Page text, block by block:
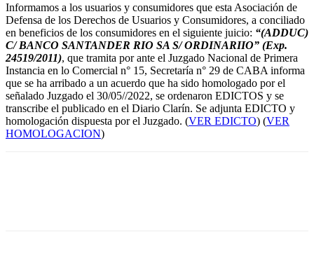
Informamos a los usuarios y consumidores que esta Asociación de
Defensa de los Derechos de Usuarios y Consumidores, a conciliado
en beneficios de los consumidores en el siguiente juicio: “(ADDUC)
C/ BANCO SANTANDER RIO SA S/ ORDINARIIO” (Exp.
24519/2011), que tramita por ante el Juzgado Nacional de Primera
Instancia en lo Comercial n° 15, Secretaría n° 29 de CABA informa
que se ha arribado a un acuerdo que ha sido homologado por el
señalado Juzgado el 30/05//2022, se ordenaron EDICTOS y se
transcribe el publicado en el Diario Clarín. Se adjunta EDICTO y
homologación dispuesta por el Juzgado. (VER EDICTO) (VER
HOMOLOGACION)